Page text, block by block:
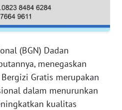
(BGN) Dadan
menegaskan
Gratis merupakan
dalam menurunkan
kualitas